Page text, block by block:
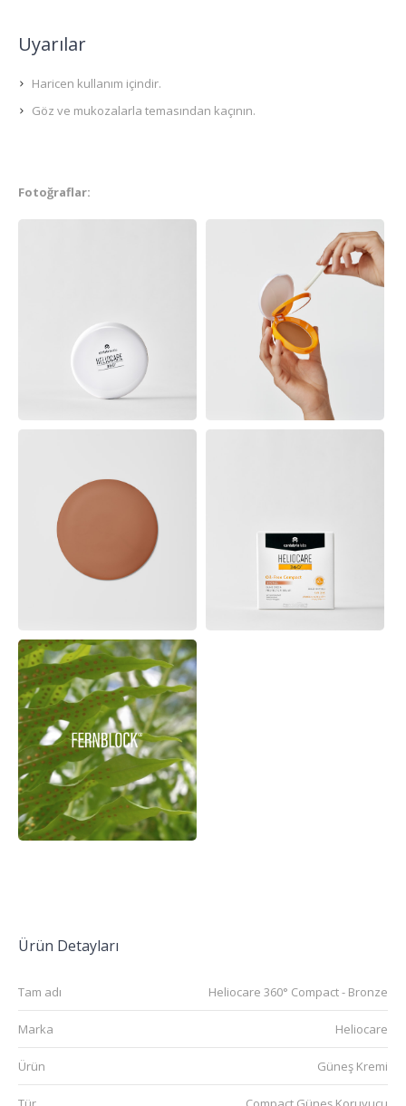
Uyarılar
Haricen kullanım içindir.
Göz ve mukozalarla temasından kaçının.
Fotoğraflar:
Ürün Detayları
Tam adı Heliocare 360° Compact - Bronze
Marka Heliocare
Ürün Güneş Kremi